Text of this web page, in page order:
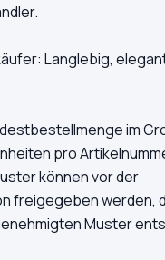
Langlebig,
im
pro
können vor der
freigegeben werden,
Muster